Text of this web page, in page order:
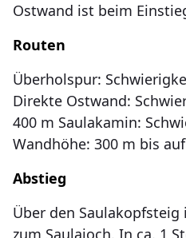
Ostwand ist beim
Routen
Überholspur:
Direkte Ostwand:
400 m Saulakamin:
Wandhöhe: 300 m bis
Abstieg
Über den
zum Saulajoch. In ca. 1